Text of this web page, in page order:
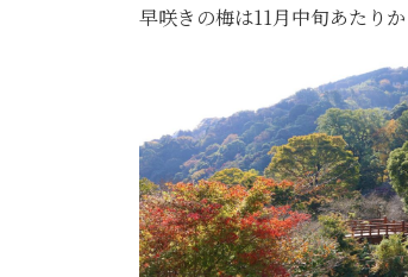
早咲きの梅は11月中旬あたり